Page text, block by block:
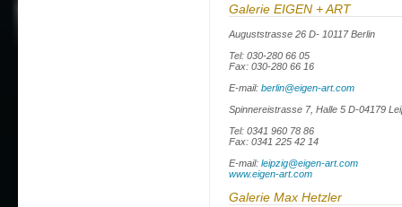
Galerie EIGEN + ART
Auguststrasse 26 D- 10117 Berlin
Tel: 030-280 66 05
Fax: 030-280 66 16
E-mail: berlin@eigen-art.com
Spinnereistrasse 7, Halle 5 D-04179
Tel: 0341 960 78 86
Fax: 0341 225 42 14
E-mail: leipzig@eigen-art.com
www.eigen-art.com
Galerie Max Hetzler